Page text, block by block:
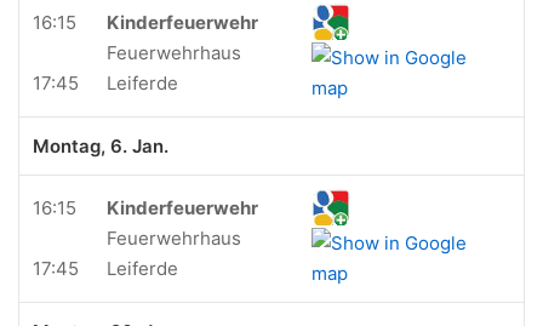
16:15
17:45
Kinderfeuerwehr
Feuerwehrhaus
Leiferde
Montag, 6. Jan.
16:15
17:45
Kinderfeuerwehr
Feuerwehrhaus
Leiferde